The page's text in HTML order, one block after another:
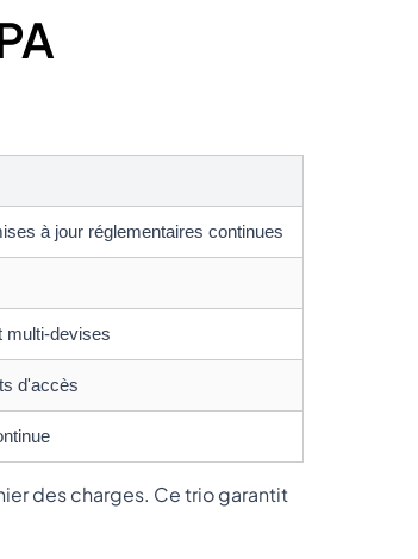
à jour réglementaires continues
multi-devises
d'accès
des charges. Ce trio garantit